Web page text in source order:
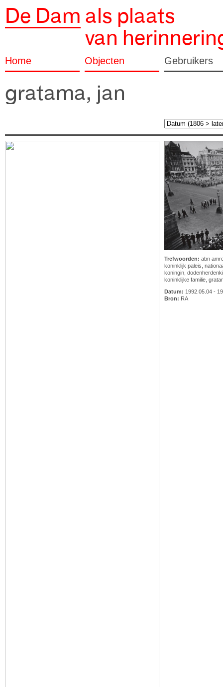
De Dam als plaats
van
Home Objecten Gebruikers
gratama, jan
Trefwoorden: abn
koninklijk paleis
koningin
koninklijke familie
Datum: 1992.05.04 -
Bron: RA